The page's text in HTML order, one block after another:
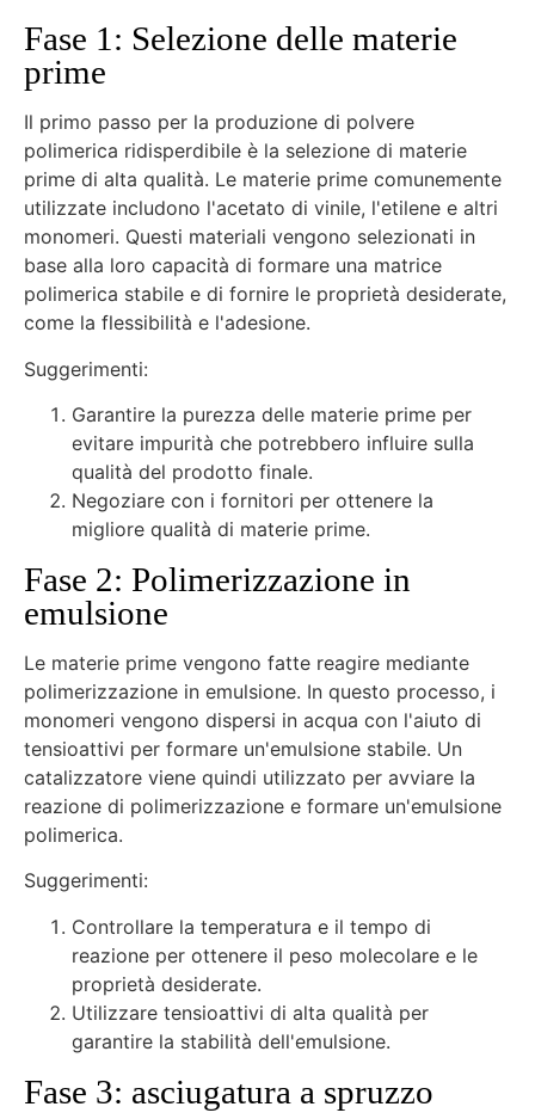
Fase 1: Selezione delle materie
prime
Il primo passo per la produzione di polvere
polimerica ridisperdibile è la selezione di materie
prime di alta qualità. Le materie prime comunemente
utilizzate includono l'acetato di vinile, l'etilene e altri
monomeri. Questi materiali vengono selezionati in
base alla loro capacità di formare una matrice
polimerica stabile e di fornire le proprietà desiderate,
come la flessibilità e l'adesione.
Suggerimenti:
Garantire la purezza delle materie prime per
evitare impurità che potrebbero influire sulla
qualità del prodotto finale.
Negoziare con i fornitori per ottenere la
migliore qualità di materie prime.
Fase 2: Polimerizzazione in
emulsione
Le materie prime vengono fatte reagire mediante
polimerizzazione in emulsione. In questo processo, i
monomeri vengono dispersi in acqua con l'aiuto di
tensioattivi per formare un'emulsione stabile. Un
catalizzatore viene quindi utilizzato per avviare la
reazione di polimerizzazione e formare un'emulsione
polimerica.
Suggerimenti:
Controllare la temperatura e il tempo di
reazione per ottenere il peso molecolare e le
proprietà desiderate.
Utilizzare tensioattivi di alta qualità per
garantire la stabilità dell'emulsione.
Fase 3: asciugatura a spruzzo